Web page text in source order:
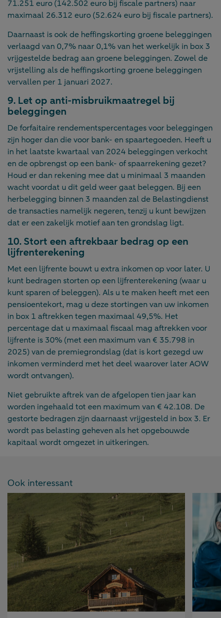
71.251 euro (142.502 euro bij fiscale partners) naar
maximaal 26.312 euro (52.624 euro bij fiscale partners).
Daarnaast is ook de heffingskorting groene beleggingen
verlaagd van 0,7% naar 0,1% van het werkelijk in box 3
vrijgestelde bedrag aan groene beleggingen. Zowel de
vrijstelling als de heffingskorting groene beleggingen
vervallen per 1 januari 2027.
9. Let op anti-misbruikmaatregel bij
beleggingen
De forfaitaire rendementspercentages voor beleggingen
zijn hoger dan die voor bank- en spaartegoeden. Heeft u
in het laatste kwartaal van 2024 beleggingen verkocht
en de opbrengst op een bank- of spaarrekening gezet?
Houd er dan rekening mee dat u minimaal 3 maanden
wacht voordat u dit geld weer gaat beleggen. Bij een
herbelegging binnen 3 maanden zal de Belastingdienst
de transacties namelijk negeren, tenzij u kunt bewijzen
dat er een zakelijk motief aan ten grondslag ligt.
10. Stort een aftrekbaar bedrag op een
lijfrenterekening
Met een lijfrente bouwt u extra inkomen op voor later. U
kunt bedragen storten op een lijfrenterekening (waar u
kunt sparen of beleggen). Als u te maken heeft met een
pensioentekort, mag u deze stortingen van uw inkomen
in box 1 aftrekken tegen maximaal 49,5%. Het
percentage dat u maximaal fiscaal mag aftrekken voor
lijfrente is 30% (met een maximum van € 35.798 in
2025) van de premiegrondslag (dat is kort gezegd uw
inkomen verminderd met het deel waarover later AOW
wordt ontvangen).
Niet gebruikte aftrek van de afgelopen tien jaar kan
worden ingehaald tot een maximum van € 42.108. De
gestorte bedragen zijn daarnaast vrijgesteld in box 3. Er
wordt pas belasting geheven als het opgebouwde
kapitaal wordt omgezet in uitkeringen.
Ook interessant